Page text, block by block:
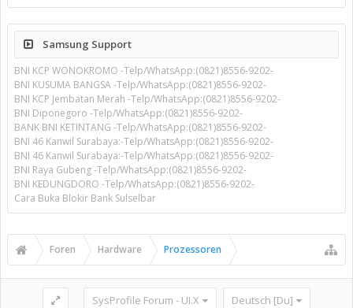
Samsung Support
BNI KCP WONOKROMO -Telp/WhatsApp:(0821)8556-9202-
BNI KUSUMA BANGSA -Telp/WhatsApp:(0821)8556-9202-
BNI KCP Jembatan Merah -Telp/WhatsApp:(0821)8556-9202-
BNI Diponegoro -Telp/WhatsApp:(0821)8556-9202-
BANK BNI KETINTANG -Telp/WhatsApp:(0821)8556-9202-
BNI 46 Kanwil Surabaya:-Telp/WhatsApp:(0821)8556-9202-
BNI 46 Kanwil Surabaya:-Telp/WhatsApp:(0821)8556-9202-
BNI Raya Gubeng -Telp/WhatsApp:(0821)8556-9202-
BNI KEDUNGDORO -Telp/WhatsApp:(0821)8556-9202-
Cara Buka Blokir Bank Sulselbar
Foren Hardware Prozessoren
SysProfile Forum - UI.X Deutsch [Du]